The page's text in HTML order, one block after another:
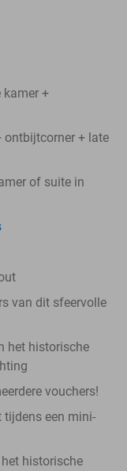
kamer +
ontbijtcorner + late
of suite in
van dit sfeervolle
het historische
vouchers!
tijdens een mini-
historische